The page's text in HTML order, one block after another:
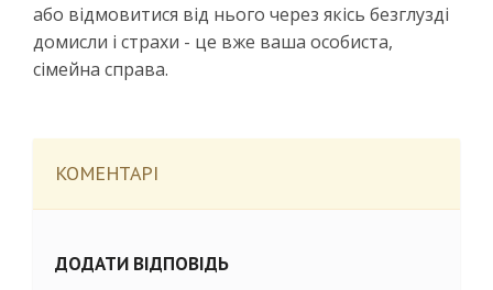
або відмовитися від нього через якісь безглузді
домисли і страхи - це вже ваша особиста,
сімейна справа.
КОМЕНТАРІ
ДОДАТИ ВІДПОВІДЬ